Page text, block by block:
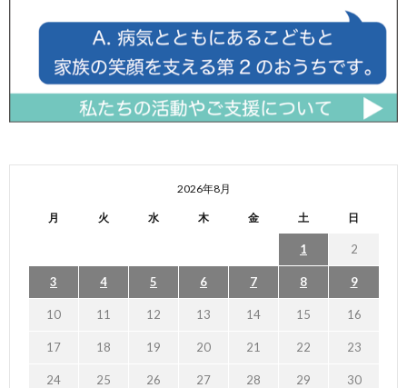
2026年8月
月 火 水 木 金 土 日
1 2
3 4 5 6 7 8 9
10 11 12 13 14 15 16
17 18 19 20 21 22 23
24 25 26 27 28 29 30